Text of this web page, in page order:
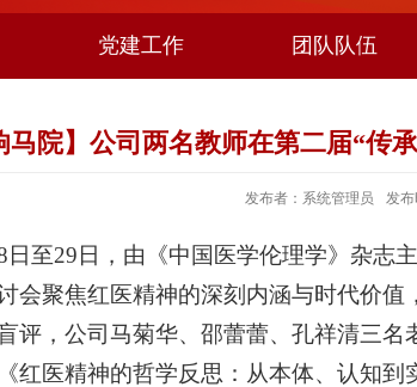
党建工作 团队队伍
马院】公司两名教师在第二届“传
发布者：系统管理员 发
日至29日，由《中国医学伦理学》杂志
会聚焦红医精神的深刻内涵与时代价
评，公司马菊华、邵蕾蕾、孔祥清三
红医精神的哲学反思：从本体、认知到